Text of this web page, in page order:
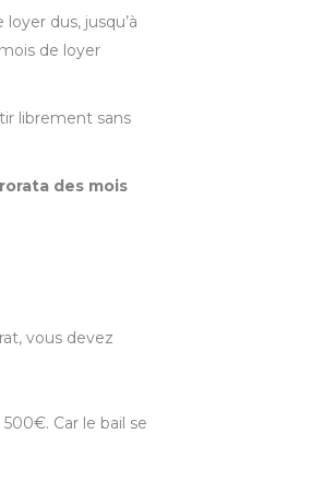
dus, jusqu’à
de loyer
librement sans
des mois
vous devez
Car le bail se